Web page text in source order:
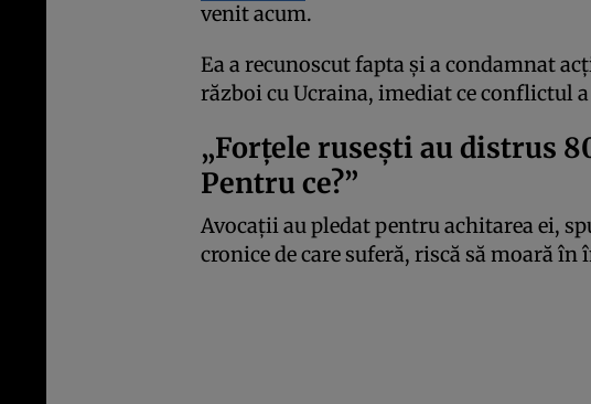
venit acum.
Ea a recunoscut fapta și a condamnat
război cu Ucraina, imediat ce conflictul
„Forțele rusești au distrus
Pentru ce?”
Avocații au pledat pentru achitarea ei,
cronice de care suferă, riscă să moară în